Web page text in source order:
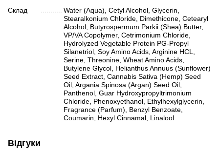
Склад
Water (Aqua), Cetyl Alcohol, Glycerin,
Stearalkonium Chloride, Dimethicone, Cetearyl
Alcohol, Butyrospermum Parkii (Shea) Butter,
VP/VA Copolymer, Cetrimonium Chloride,
Hydrolyzed Vegetable Protein PG-Propyl
Silanetriol, Soy Amino Acids, Arginine HCL,
Serine, Threonine, Wheat Amino Acids,
Butylene Glycol, Helianthus Annuus (Sunflower)
Seed Extract, Cannabis Sativa (Hemp) Seed
Oil, Argania Spinosa (Argan) Seed Oil,
Panthenol, Guar Hydroxypropyltrimonium
Chloride, Phenoxyethanol, Ethylhexylglycerin,
Fragrance (Parfum), Benzyl Benzoate,
Coumarin, Hexyl Cinnamal, Linalool
Відгуки